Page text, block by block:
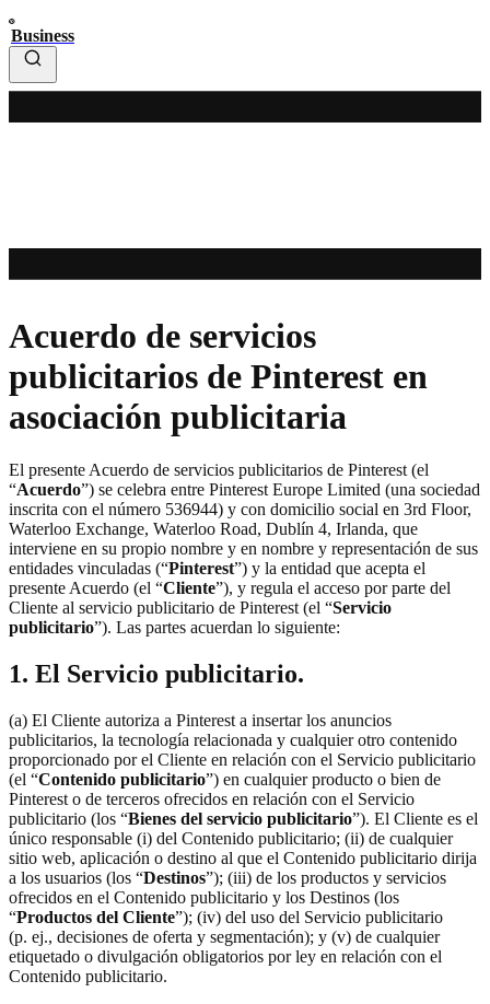
Business
Acuerdo de servicios
publicitarios de Pinterest en
asociación publicitaria
El presente Acuerdo de servicios publicitarios de Pinterest (el
“Acuerdo”) se celebra entre Pinterest Europe Limited (una sociedad
inscrita con el número 536944) y con domicilio social en 3rd Floor,
Waterloo Exchange, Waterloo Road, Dublín 4, Irlanda, que
interviene en su propio nombre y en nombre y representación de sus
entidades vinculadas (“Pinterest”) y la entidad que acepta el
presente Acuerdo (el “Cliente”), y regula el acceso por parte del
Cliente al servicio publicitario de Pinterest (el “Servicio
publicitario”). Las partes acuerdan lo siguiente:
1. El Servicio publicitario.
(a) El Cliente autoriza a Pinterest a insertar los anuncios
publicitarios, la tecnología relacionada y cualquier otro contenido
proporcionado por el Cliente en relación con el Servicio publicitario
(el “Contenido publicitario”) en cualquier producto o bien de
Pinterest o de terceros ofrecidos en relación con el Servicio
publicitario (los “Bienes del servicio publicitario”). El Cliente es el
único responsable (i) del Contenido publicitario; (ii) de cualquier
sitio web, aplicación o destino al que el Contenido publicitario dirija
a los usuarios (los “Destinos”); (iii) de los productos y servicios
ofrecidos en el Contenido publicitario y los Destinos (los
“Productos del Cliente”); (iv) del uso del Servicio publicitario
(p. ej., decisiones de oferta y segmentación); y (v) de cualquier
etiquetado o divulgación obligatorios por ley en relación con el
Contenido publicitario.